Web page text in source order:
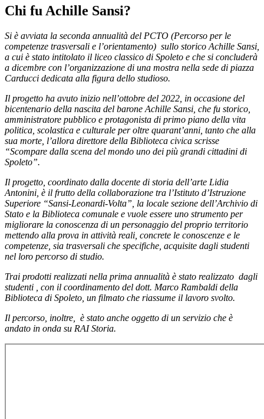
Chi fu Achille Sansi?
Si è avviata la seconda annualità del PCTO (Percorso per le
competenze trasversali e l’orientamento) sullo storico Achille Sansi,
a cui è stato intitolato il liceo classico di Spoleto e che si concluderà
a dicembre con l’organizzazione di una mostra nella sede di piazza
Carducci dedicata alla figura dello studioso.
Il progetto ha avuto inizio nell’ottobre del 2022, in occasione del
bicentenario della nascita del barone Achille Sansi, che fu storico,
amministratore pubblico e protagonista di primo piano della vita
politica, scolastica e culturale per oltre quarant’anni, tanto che alla
sua morte, l’allora direttore della Biblioteca civica scrisse
“Scompare dalla scena del mondo uno dei più grandi cittadini di
Spoleto”.
Il progetto, coordinato dalla docente di storia dell’arte Lidia
Antonini, è il frutto della collaborazione tra l’Istituto d’Istruzione
Superiore “Sansi-Leonardi-Volta”, la locale sezione dell’Archivio di
Stato e la Biblioteca comunale e vuole essere uno strumento per
migliorare la conoscenza di un personaggio del proprio territorio
mettendo alla prova in attività reali, concrete le conoscenze e le
competenze, sia trasversali che specifiche, acquisite dagli studenti
nel loro percorso di studio.
Trai prodotti realizzati nella prima annualità è stato realizzato dagli
studenti , con il coordinamento del dott. Marco Rambaldi della
Biblioteca di Spoleto, un filmato che riassume il lavoro svolto.
Il percorso, inoltre, è stato anche oggetto di un servizio che è
andato in onda su RAI Storia.